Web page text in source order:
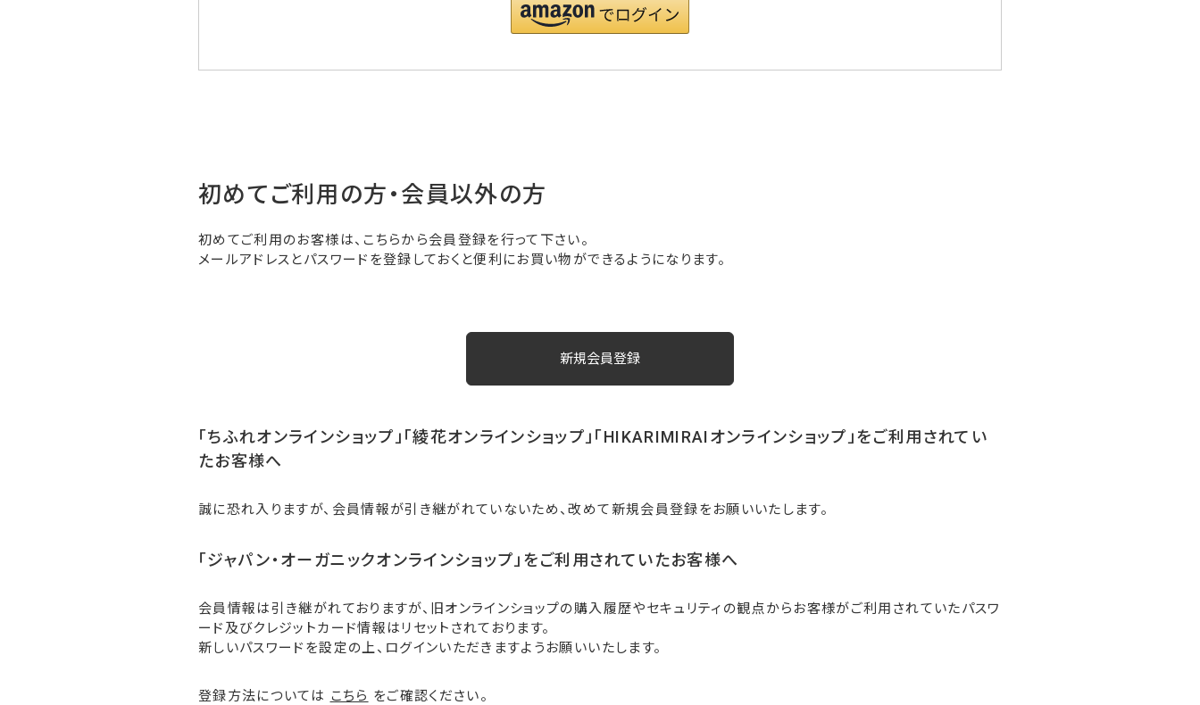
初めてご利用の方・会員以外の方
初めてご利用のお客様は、こちらから会員登録を行って下さい。
メールアドレスとパスワードを登録しておくと便利にお買い物ができるようになります。
「ちふれオンラインショップ」「綾花オンラインショップ」「HIKARIMIRAIオンラインショップ」をご利用されてい
たお客様へ
誠に恐れ入りますが、会員情報が引き継がれていないため、改めて新規会員登録をお願いいたします。
「ジャパン・オーガニックオンラインショップ」をご利用されていたお客様へ
会員情報は引き継がれておりますが、旧オンラインショップの購入履歴やセキュリティの観点からお客様がご利用されていたパスワ
ード及びクレジットカード情報はリセットされております。
新しいパスワードを設定の上、ログインいただきますようお願いいたします。
登録方法については こちら をご確認ください。